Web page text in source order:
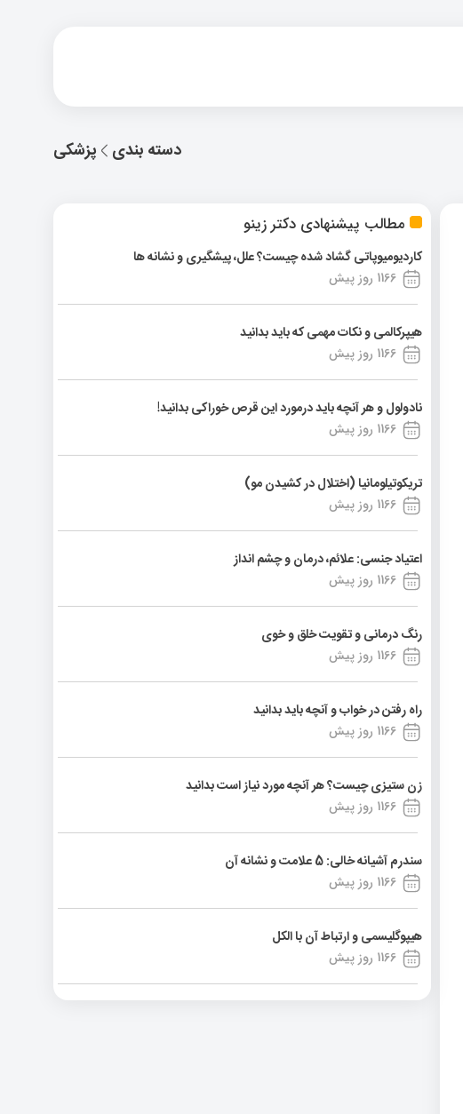
پزشکی دسته بندی
مطالب پیشنهادی دکتر زینو
کاردیومیوپاتی گشاد شده چیست؟ علل، پیشگیری و نشانه ها
1166 روز پیش
هیپرکالمی و نکات مهمی که باید بدانید
1166 روز پیش
نادولول و هر آنچه باید درمورد این قرص خوراکی بدانید!
1166 روز پیش
تریکوتیلومانیا (اختلال در کشیدن مو)
1166 روز پیش
اعتیاد جنسی: علائم، درمان و چشم انداز
1166 روز پیش
رنگ درمانی و تقویت خلق و خوی
1166 روز پیش
راه رفتن در خواب و آنچه باید بدانید
1166 روز پیش
زن ستیزی چیست؟ هر آنچه مورد نیاز است بدانید
1166 روز پیش
سندرم آشیانه خالی: 5 علامت و نشانه آن
1166 روز پیش
هیپوگلیسمی و ارتباط آن با الکل
1166 روز پیش